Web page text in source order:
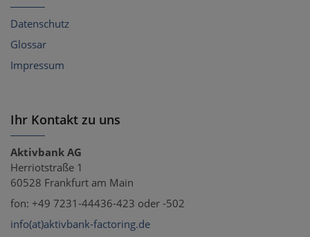
Datenschutz
Glossar
Impressum
Ihr Kontakt zu uns
Aktivbank AG
Herriotstraße 1
60528 Frankfurt am Main
fon: +49 7231-44436-423 oder -502
info(at)aktivbank-factoring.de